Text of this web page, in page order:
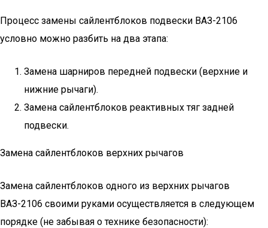
Процесс замены сайлентблоков подвески ВАЗ-2106
условно можно разбить на два этапа:
Замена шарниров передней подвески (верхние и
нижние рычаги).
Замена сайлентблоков реактивных тяг задней
подвески.
Замена сайлентблоков верхних рычагов
Замена сайлентблоков одного из верхних рычагов
ВАЗ-2106 своими руками осуществляется в следующем
порядке (не забывая о технике безопасности):